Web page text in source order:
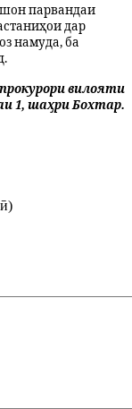
парвандаи
дар
намуда, ба
вилояти
1, шаҳри Бохтар.